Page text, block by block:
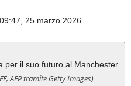
25 marzo 2026
per il suo futuro al Manchester
AFP tramite Getty Images)